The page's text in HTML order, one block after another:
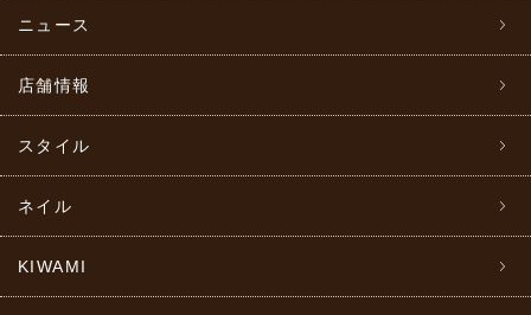
ニュース
店舗情報
スタイル
ネイル
KIWAMI